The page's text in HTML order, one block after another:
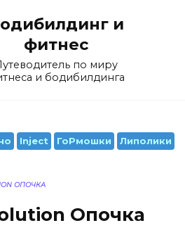
и
фитнес
по миру
и бодибилдинга
Inject ГоРмошки Липолики
ОПОЧКА
Опочка